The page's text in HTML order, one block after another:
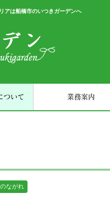
アは船橋市のいつきガーデンへ
ついて 業務案内
ながれ